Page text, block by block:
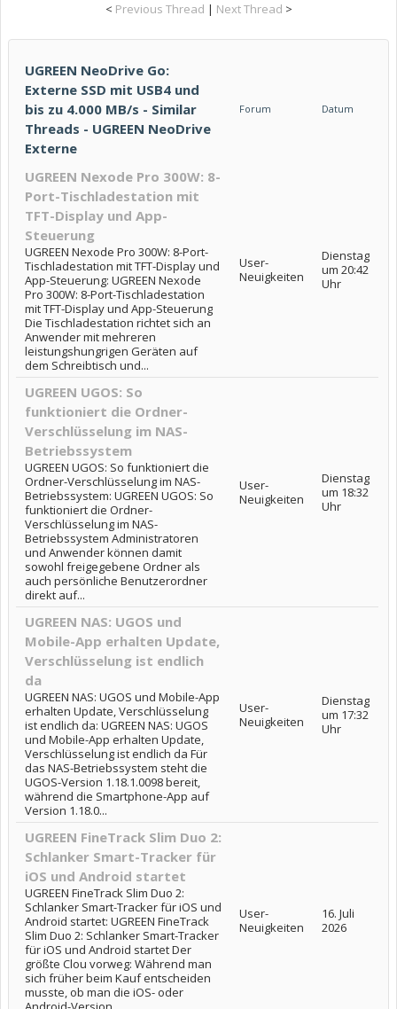
< Previous Thread | Next Thread >
UGREEN NeoDrive Go:
Externe SSD mit USB4 und
bis zu 4.000 MB/s - Similar
Threads - UGREEN NeoDrive
Externe
Forum Datum
UGREEN Nexode Pro 300W: 8-
Port-Tischladestation mit
TFT-Display und App-
Steuerung
UGREEN Nexode Pro 300W: 8-Port-
Tischladestation mit TFT-Display und
App-Steuerung: UGREEN Nexode
Pro 300W: 8-Port-Tischladestation
mit TFT-Display und App-Steuerung
Die Tischladestation richtet sich an
Anwender mit mehreren
leistungshungrigen Geräten auf
dem Schreibtisch und...
User-
Neuigkeiten
Dienstag
um 20:42
Uhr
UGREEN UGOS: So
funktioniert die Ordner-
Verschlüsselung im NAS-
Betriebssystem
UGREEN UGOS: So funktioniert die
Ordner-Verschlüsselung im NAS-
Betriebssystem: UGREEN UGOS: So
funktioniert die Ordner-
Verschlüsselung im NAS-
Betriebssystem Administratoren
und Anwender können damit
sowohl freigegebene Ordner als
auch persönliche Benutzerordner
direkt auf...
User-
Neuigkeiten
Dienstag
um 18:32
Uhr
UGREEN NAS: UGOS und
Mobile-App erhalten Update,
Verschlüsselung ist endlich
da
UGREEN NAS: UGOS und Mobile-App
erhalten Update, Verschlüsselung
ist endlich da: UGREEN NAS: UGOS
und Mobile-App erhalten Update,
Verschlüsselung ist endlich da Für
das NAS-Betriebssystem steht die
UGOS-Version 1.18.1.0098 bereit,
während die Smartphone-App auf
Version 1.18.0...
User-
Neuigkeiten
Dienstag
um 17:32
Uhr
UGREEN FineTrack Slim Duo 2:
Schlanker Smart-Tracker für
iOS und Android startet
UGREEN FineTrack Slim Duo 2:
Schlanker Smart-Tracker für iOS und
Android startet: UGREEN FineTrack
Slim Duo 2: Schlanker Smart-Tracker
für iOS und Android startet Der
größte Clou vorweg: Während man
sich früher beim Kauf entscheiden
musste, ob man die iOS- oder
User-
Neuigkeiten
16. Juli
2026